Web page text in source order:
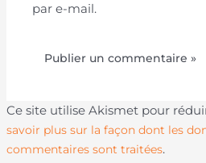
par e-mail.
Ce site utilise Akismet pour
savoir plus sur la façon dont les
commentaires sont traitées.